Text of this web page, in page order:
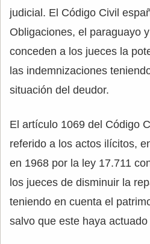
judicial. El Código Civil
Obligaciones, el paraguayo
conceden a los jueces la
las indemnizaciones
situación del deudor.
El artículo 1069 del Código
referido a los actos ilícitos,
en 1968 por la ley 17.711
los jueces de disminuir la
teniendo en cuenta el
salvo que este haya